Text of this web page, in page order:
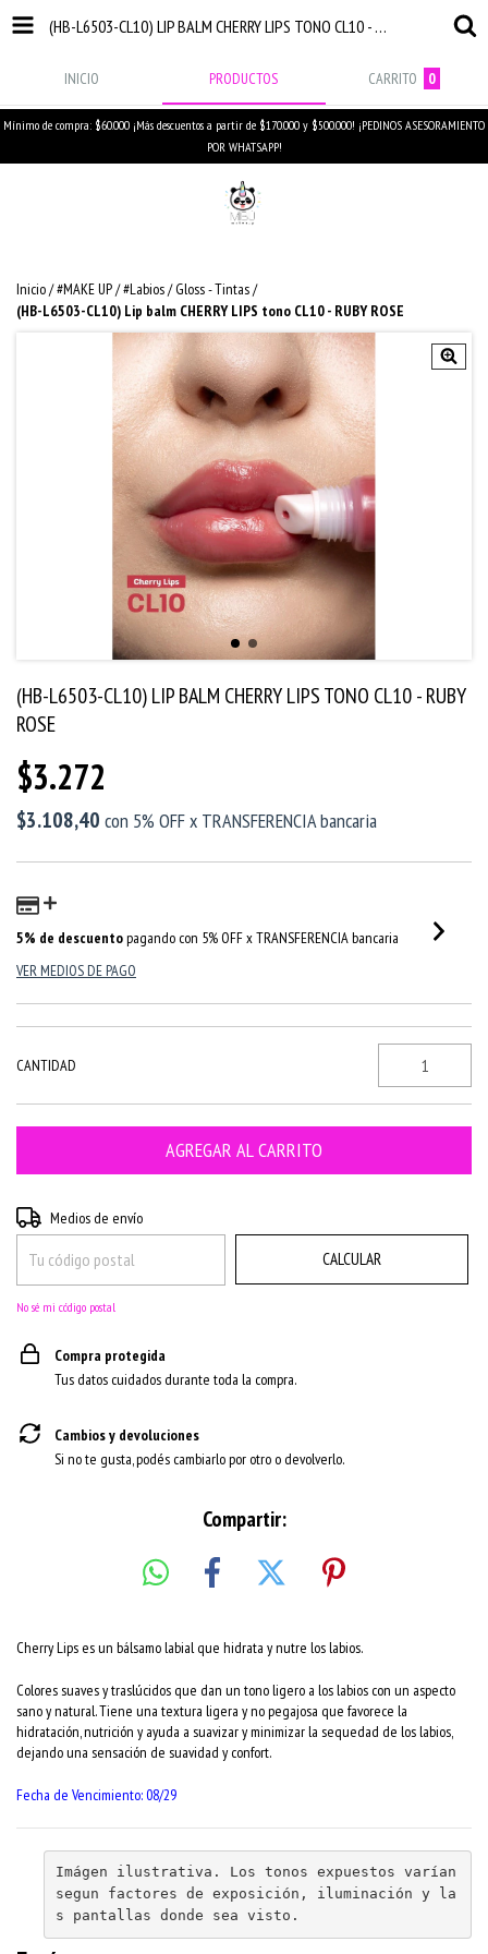
(HB-L6503-CL10) LIP BALM CHERRY LIPS TONO CL10 - RUBY ROSE
INICIO PRODUCTOS CARRITO 0
Mínimo de compra: $60.000 ¡Más descuentos a partir de $170.000 y $500.000! ¡PEDINOS ASESORAMIENTO
POR WHATSAPP!
Inicio/#MAKE UP/#Labios/ Gloss - Tintas/
(HB-L6503-CL10) Lip balm CHERRY LIPS tono CL10 - RUBY ROSE
(HB-L6503-CL10) LIP BALM CHERRY LIPS TONO CL10 - RUBY
ROSE
$3.272
$3.108,40 con 5% OFF x TRANSFERENCIA bancaria
5% de descuentopagando con 5% OFF x TRANSFERENCIA bancaria
VER MEDIOS DE PAGO
CANTIDAD
Entregas para el CP:
Medios de envío
CALCULAR
No sé mi código postal
Compra protegida
Tus datos cuidados durante toda la compra.
Cambios y devoluciones
Si no te gusta, podés cambiarlo por otro o devolverlo.
Compartir:
Cherry Lips es un bálsamo labial que hidrata y nutre los labios.
Colores suaves y traslúcidos que dan un tono ligero a los labios con un aspecto
sano ynatural. Tiene una textura ligera y no pegajosa que favorece la
hidratación, nutrición y ayuda a suavizar y minimizar la sequedad de los labios,
dejando una sensación de suavidad y confort.
Fecha de Vencimiento: 08/29
Imágen ilustrativa. Los tonos expuestos varían
segun factores de exposición, iluminación y la
s pantallas donde sea visto.